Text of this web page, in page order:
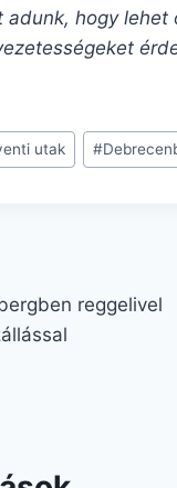
adunk, hogy
utak #
reggelivel